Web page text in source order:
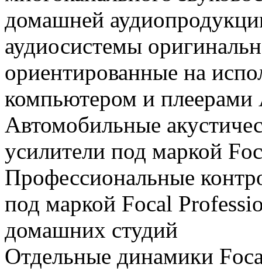
домашней
аудиосистемы
ориентированные на
компьютером и
Автомобильные
усилители под маркой
Профессиональные
под маркой Focal
домашних студий
Отдельные динамики